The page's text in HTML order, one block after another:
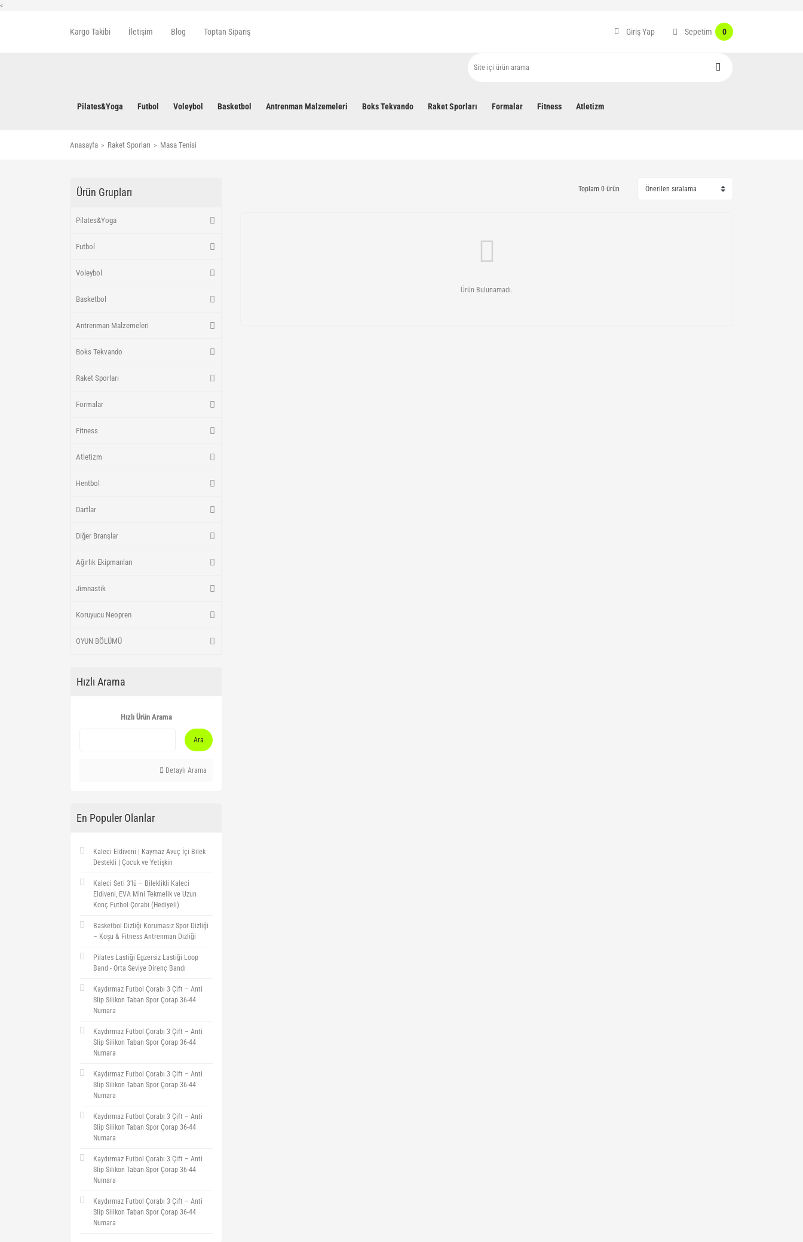
<
Kargo Takibi İletişim Blog Toptan Sipariş Giriş Yap Sepetim 0
Pilates&Yoga Futbol Voleybol Basketbol Antrenman Malzemeleri Boks Tekvando Raket Sporları Formalar Fitness Atletizm
Anasayfa Raket Sporları Masa Tenisi
Ürün Grupları
Pilates&Yoga
Futbol
Voleybol
Basketbol
Antrenman Malzemeleri
Boks Tekvando
Raket Sporları
Formalar
Fitness
Atletizm
Hentbol
Dartlar
Diğer Branşlar
Ağırlık Ekipmanları
Jimnastik
Koruyucu Neopren
OYUN BÖLÜMÜ
Hızlı Arama
Hızlı Ürün Arama
Ara
Detaylı Arama
En Populer Olanlar
Kaleci Eldiveni | Kaymaz Avuç İçi Bilek
Destekli | Çocuk ve Yetişkin
Kaleci Seti 3’lü – Bileklikli Kaleci
Eldiveni, EVA Mini Tekmelik ve Uzun
Konç Futbol Çorabı (Hediyeli)
Basketbol Dizliği Korumasız Spor Dizliği
– Koşu & Fitness Antrenman Dizliği
Pilates Lastiği Egzersiz Lastiği Loop
Band - Orta Seviye Direnç Bandı
Kaydırmaz Futbol Çorabı 3 Çift – Anti
Slip Silikon Taban Spor Çorap 36-44
Numara
Kaydırmaz Futbol Çorabı 3 Çift – Anti
Slip Silikon Taban Spor Çorap 36-44
Numara
Kaydırmaz Futbol Çorabı 3 Çift – Anti
Slip Silikon Taban Spor Çorap 36-44
Numara
Kaydırmaz Futbol Çorabı 3 Çift – Anti
Slip Silikon Taban Spor Çorap 36-44
Numara
Kaydırmaz Futbol Çorabı 3 Çift – Anti
Slip Silikon Taban Spor Çorap 36-44
Numara
Kaydırmaz Futbol Çorabı 3 Çift – Anti
Slip Silikon Taban Spor Çorap 36-44
Numara
Toplam 0 ürün
Ürün Bulunamadı.